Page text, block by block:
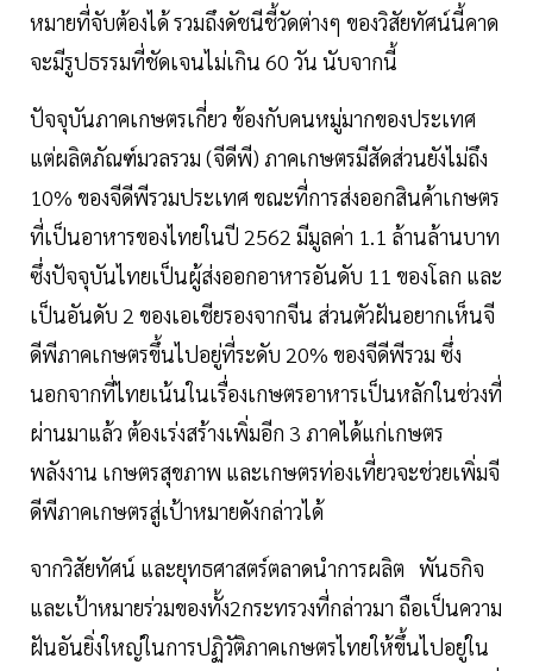
หมายที่จับต้องได้ รวมถึงดัชนีชี้วัดต่างๆ ของวิสัยทัศน์นี้คาด
จะมีรูปธรรมที่ชัดเจนไม่เกิน 60 วัน นับจากนี้
ปัจจุบันภาคเกษตรเกี่ยว ข้องกับคนหมู่มากของประเทศ
แต่ผลิตภัณฑ์มวลรวม (จีดีพี) ภาคเกษตรมีสัดส่วนยังไม่ถึง
10% ของจีดีพีรวมประเทศ ขณะที่การส่งออกสินค้าเกษตร
ที่เป็นอาหารของไทยในปี 2562 มีมูลค่า 1.1 ล้านล้านบาท
ซึ่งปัจจุบันไทยเป็นผู้ส่งออกอาหารอันดับ 11 ของโลก และ
เป็นอันดับ 2 ของเอเชียรองจากจีน ส่วนตัวฝันอยากเห็นจี
ดีพีภาคเกษตรขึ้นไปอยู่ที่ระดับ 20% ของจีดีพีรวม ซึ่ง
นอกจากที่ไทยเน้นในเรื่องเกษตรอาหารเป็นหลักในช่วงที่
ผ่านมาแล้ว ต้องเร่งสร้างเพิ่มอีก 3 ภาคได้แก่เกษตร
พลังงาน เกษตรสุขภาพ และเกษตรท่องเที่ยวจะช่วยเพิ่มจี
ดีพีภาคเกษตรสู่เป้าหมายดังกล่าวได้
จากวิสัยทัศน์ และยุทธศาสตร์ตลาดนำการผลิต พันธกิจ
และเป้าหมายร่วมของทั้ง2กระทรวงที่กล่าวมา ถือเป็นความ
ฝันอันยิ่งใหญ่ในการปฏิวัติภาคเกษตรไทยให้ขึ้นไปอยู่ใน